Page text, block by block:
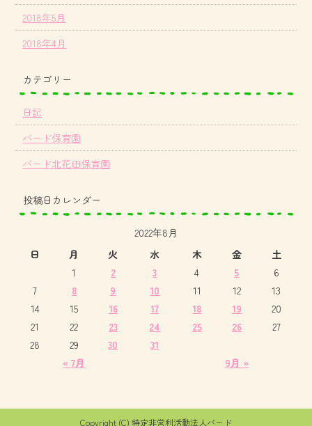
2018年5月
2018年4月
カテゴリー
日記
バード保育園
バード北花田保育園
投稿日カレンダー
2022年8月
日
月 火 水 木 金 土
« 7月 9月 »
1 2 3 4 5
6
7
8 9 10 11 12
13
14
15 16 17 18 19
20
21
22 23 24 25 26
27
28
29 30 31
Copyright (C) 特定非営利活動法人バード